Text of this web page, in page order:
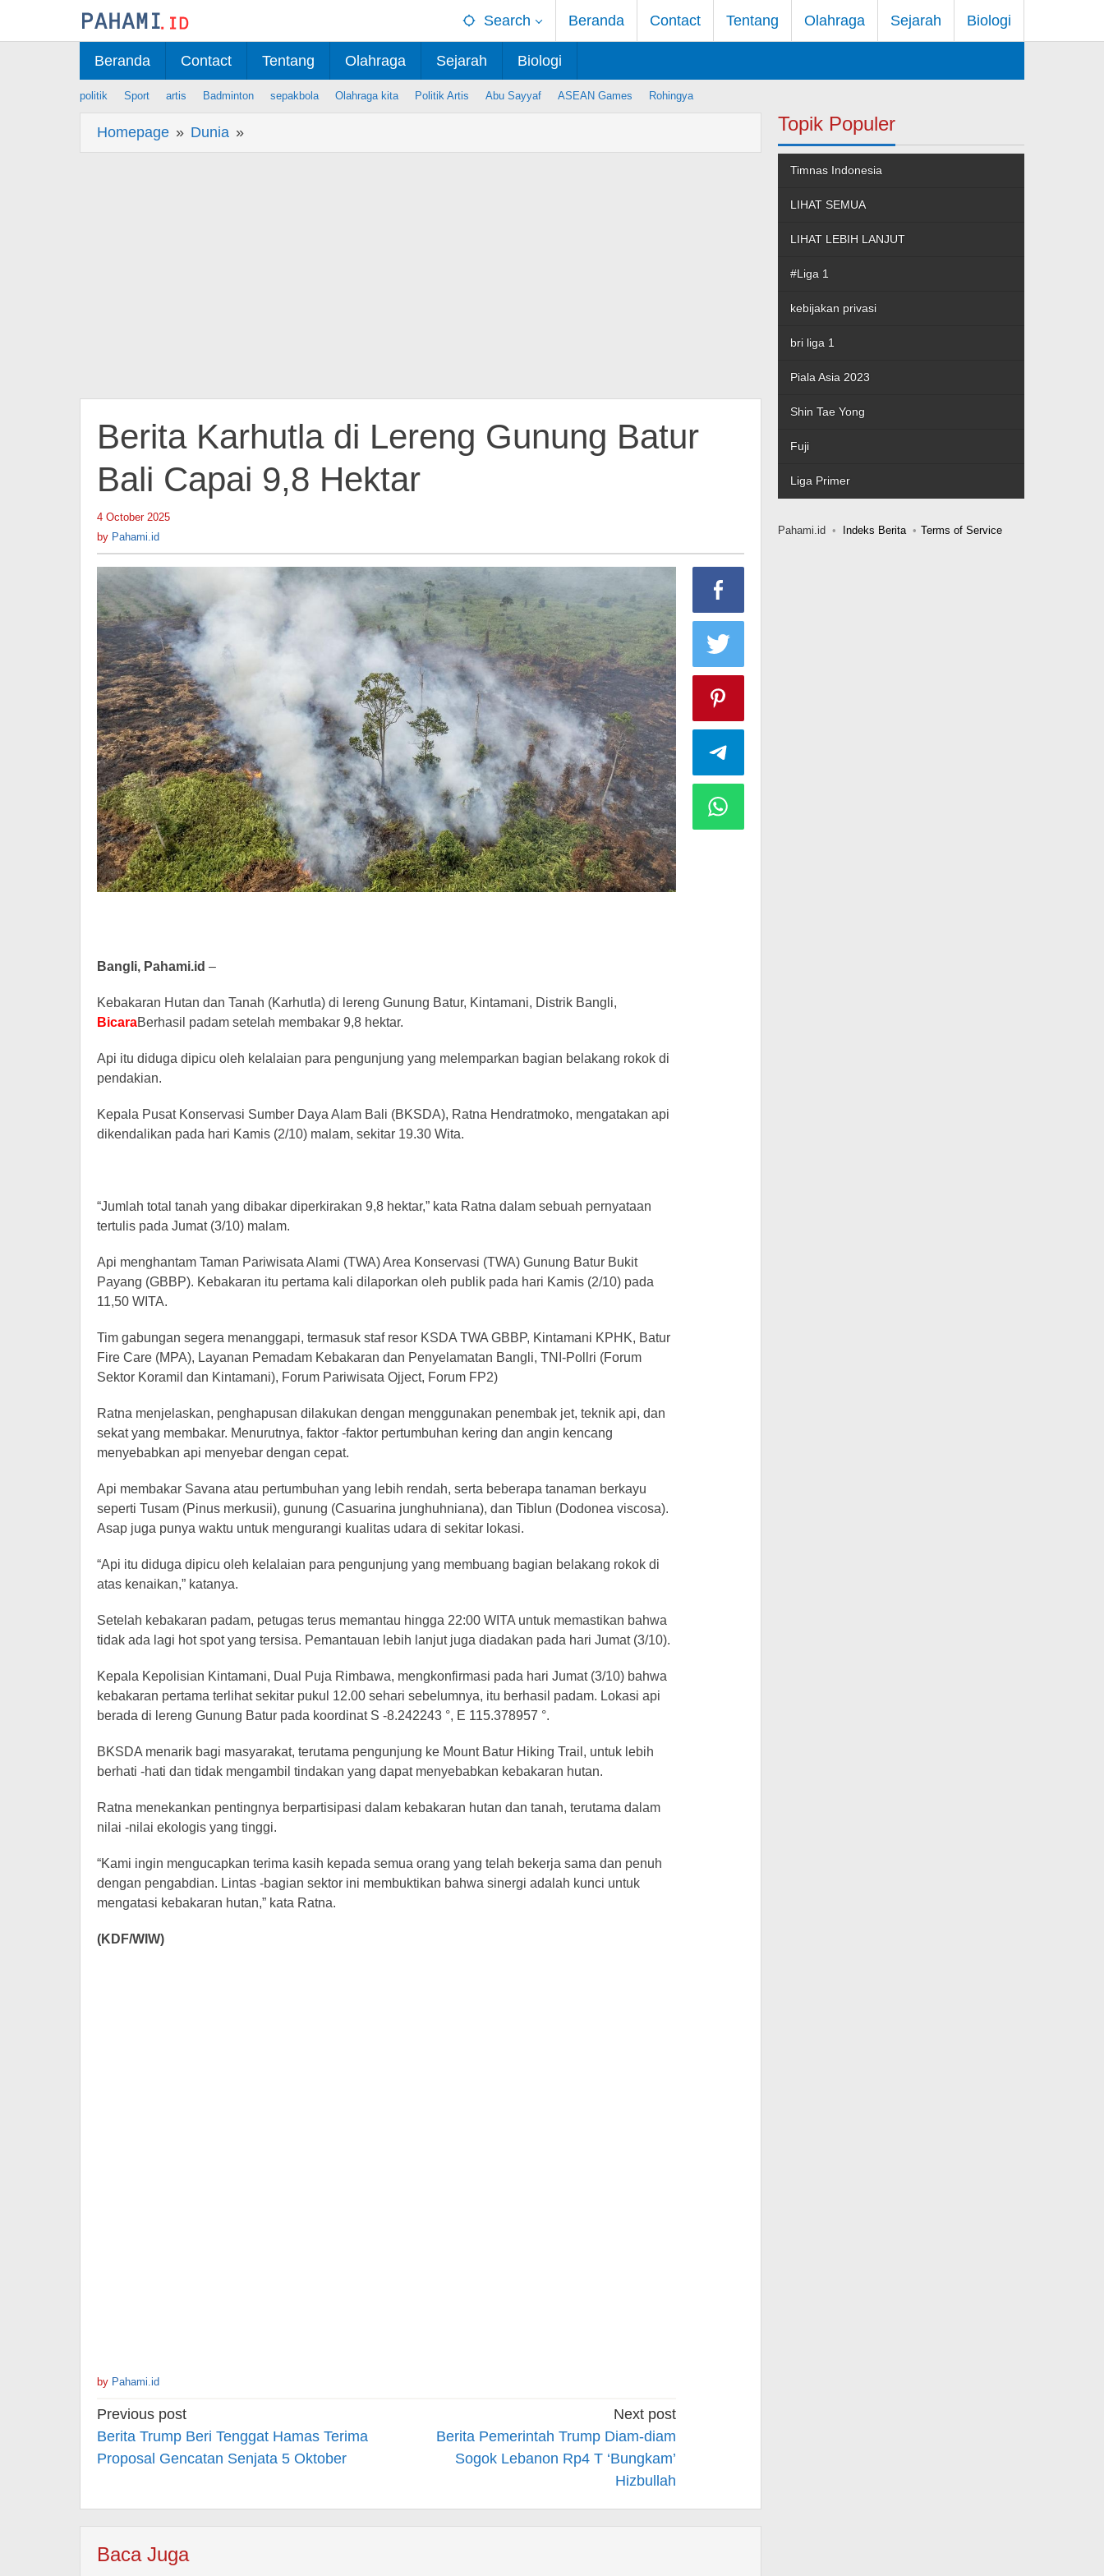
Search Beranda Contact Tentang Olahraga Sejarah Biologi
Beranda Contact Tentang Olahraga Sejarah Biologi
politik Sport artis Badminton sepakbola Olahraga kita Politik Artis Abu Sayyaf ASEAN Games Rohingya
Homepage » Dunia »
Karhutla
Berita Karhutla di Lereng Gunung Batur
Bali Capai 9,8 Hektar
4 October 2025
by Pahami.id
Bangli, Pahami.id –
Kebakaran Hutan dan Tanah (Karhutla) di lereng Gunung Batur, Kintamani, Distrik Bangli,
BicaraBerhasil padam setelah membakar 9,8 hektar.
Api itu diduga dipicu oleh kelalaian para pengunjung yang melemparkan bagian belakang rokok di
pendakian.
Kepala Pusat Konservasi Sumber Daya Alam Bali (BKSDA), Ratna Hendratmoko, mengatakan api
dikendalikan pada hari Kamis (2/10) malam, sekitar 19.30 Wita.
“Jumlah total tanah yang dibakar diperkirakan 9,8 hektar,” kata Ratna dalam sebuah pernyataan
tertulis pada Jumat (3/10) malam.
Api menghantam Taman Pariwisata Alami (TWA) Area Konservasi (TWA) Gunung Batur Bukit
Payang (GBBP). Kebakaran itu pertama kali dilaporkan oleh publik pada hari Kamis (2/10) pada
11,50 WITA.
Tim gabungan segera menanggapi, termasuk staf resor KSDA TWA GBBP, Kintamani KPHK, Batur
Fire Care (MPA), Layanan Pemadam Kebakaran dan Penyelamatan Bangli, TNI-Pollri (Forum
Sektor Koramil dan Kintamani), Forum Pariwisata Ojject, Forum FP2)
Ratna menjelaskan, penghapusan dilakukan dengan menggunakan penembak jet, teknik api, dan
sekat yang membakar. Menurutnya, faktor -faktor pertumbuhan kering dan angin kencang
menyebabkan api menyebar dengan cepat.
Api membakar Savana atau pertumbuhan yang lebih rendah, serta beberapa tanaman berkayu
seperti Tusam (Pinus merkusii), gunung (Casuarina junghuhniana), dan Tiblun (Dodonea viscosa).
Asap juga punya waktu untuk mengurangi kualitas udara di sekitar lokasi.
“Api itu diduga dipicu oleh kelalaian para pengunjung yang membuang bagian belakang rokok di
atas kenaikan,” katanya.
Setelah kebakaran padam, petugas terus memantau hingga 22:00 WITA untuk memastikan bahwa
tidak ada lagi hot spot yang tersisa. Pemantauan lebih lanjut juga diadakan pada hari Jumat (3/10).
Kepala Kepolisian Kintamani, Dual Puja Rimbawa, mengkonfirmasi pada hari Jumat (3/10) bahwa
kebakaran pertama terlihat sekitar pukul 12.00 sehari sebelumnya, itu berhasil padam. Lokasi api
berada di lereng Gunung Batur pada koordinat S -8.242243 °, E 115.378957 °.
BKSDA menarik bagi masyarakat, terutama pengunjung ke Mount Batur Hiking Trail, untuk lebih
berhati -hati dan tidak mengambil tindakan yang dapat menyebabkan kebakaran hutan.
Ratna menekankan pentingnya berpartisipasi dalam kebakaran hutan dan tanah, terutama dalam
nilai -nilai ekologis yang tinggi.
“Kami ingin mengucapkan terima kasih kepada semua orang yang telah bekerja sama dan penuh
dengan pengabdian. Lintas -bagian sektor ini membuktikan bahwa sinergi adalah kunci untuk
mengatasi kebakaran hutan,” kata Ratna.
(KDF/WIW)
by Pahami.id
Post
navigation
Previous post
Berita Trump Beri Tenggat Hamas Terima
Proposal Gencatan Senjata 5 Oktober
Next post
Berita Pemerintah Trump Diam-diam
Sogok Lebanon Rp4 T ‘Bungkam’
Hizbullah
Baca Juga
Topik Populer
Timnas Indonesia
LIHAT SEMUA
LIHAT LEBIH LANJUT
#Liga 1
kebijakan privasi
bri liga 1
Piala Asia 2023
Shin Tae Yong
Fuji
Liga Primer
Pahami.id Indeks Berita Terms of Service